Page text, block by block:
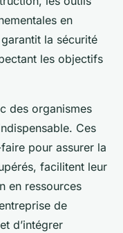
en
la sécurité
les objectifs
des organismes
Ces
pour assurer la
facilitent leur
en ressources
de
d’intégrer